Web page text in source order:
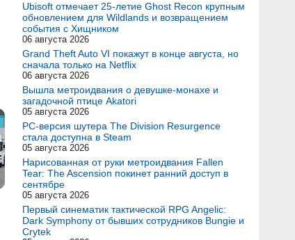
Ubisoft отмечает 25-летие Ghost Recon крупным
обновлением для Wildlands и возвращением
события с Хищником
06 августа 2026
Grand Theft Auto VI покажут в конце августа, но
сначала только на Netflix
06 августа 2026
Вышла метроидвания о девушке-монахе и
загадочной птице Akatori
05 августа 2026
PC-версия шутера The Division Resurgence
стала доступна в Steam
05 августа 2026
Нарисованная от руки метроидвания Fallen
Tear: The Ascension покинет ранний доступ в
сентябре
05 августа 2026
Первый синематик тактической RPG Angelic:
Dark Symphony от бывших сотрудников Bungie и
Crytek